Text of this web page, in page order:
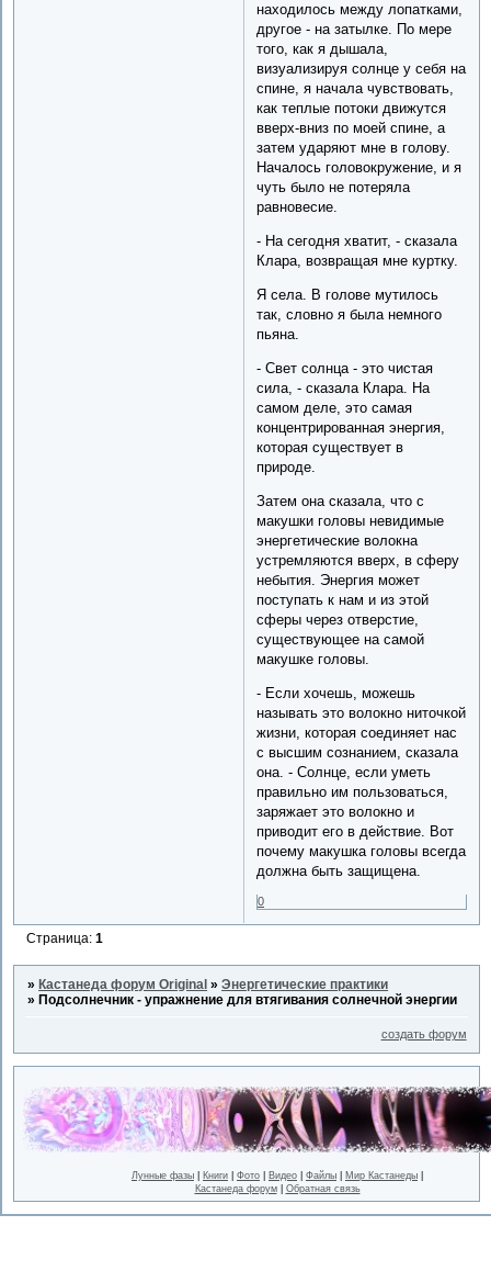
находилось между лопатками,
другое - на затылке. По мере
того, как я дышала,
визуализируя солнце у себя на
спине, я начала чувствовать,
как теплые потоки движутся
вверх-вниз по моей спине, а
затем ударяют мне в голову.
Началось головокружение, и я
чуть было не потеряла
равновесие.
- На сегодня хватит, - сказала
Клара, возвращая мне куртку.
Я села. В голове мутилось
так, словно я была немного
пьяна.
- Свет солнца - это чистая
сила, - сказала Клара. На
самом деле, это самая
концентрированная энергия,
которая существует в
природе.
Затем она сказала, что с
макушки головы невидимые
энергетические волокна
устремляются вверх, в сферу
небытия. Энергия может
поступать к нам и из этой
сферы через отверстие,
существующее на самой
макушке головы.
- Если хочешь, можешь
называть это волокно ниточкой
жизни, которая соединяет нас
с высшим сознанием, сказала
она. - Солнце, если уметь
правильно им пользоваться,
заряжает это волокно и
приводит его в действие. Вот
почему макушка головы всегда
должна быть защищена.
0
Страница:1
»Кастанеда форум Original »Энергетические практики
»Подсолнечник - упражнение для втягивания солнечной энергии
создать форум
Лунные фазы Книги Фото Видео Файлы Мир Кастанеды
Кастанеда форум| Обратная связь